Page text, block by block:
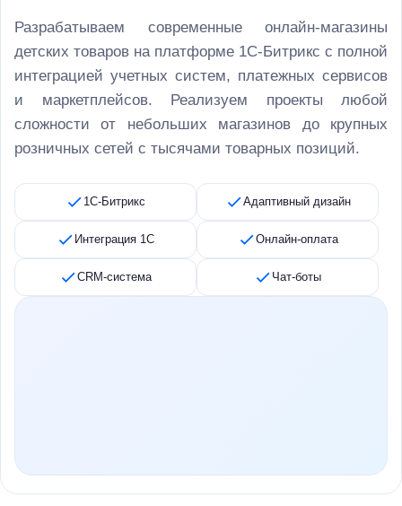
Разрабатываем современные онлайн-магазины
детских товаров на платформе 1С-Битрикс с полной
интеграцией учетных систем, платежных сервисов
и маркетплейсов. Реализуем проекты любой
сложности от небольших магазинов до крупных
розничных сетей с тысячами товарных позиций.
1С-Битрикс Адаптивный дизайн
Интеграция 1С Онлайн-оплата
CRM-система Чат-боты